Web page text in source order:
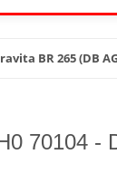
BR 265 (DB
70104 -